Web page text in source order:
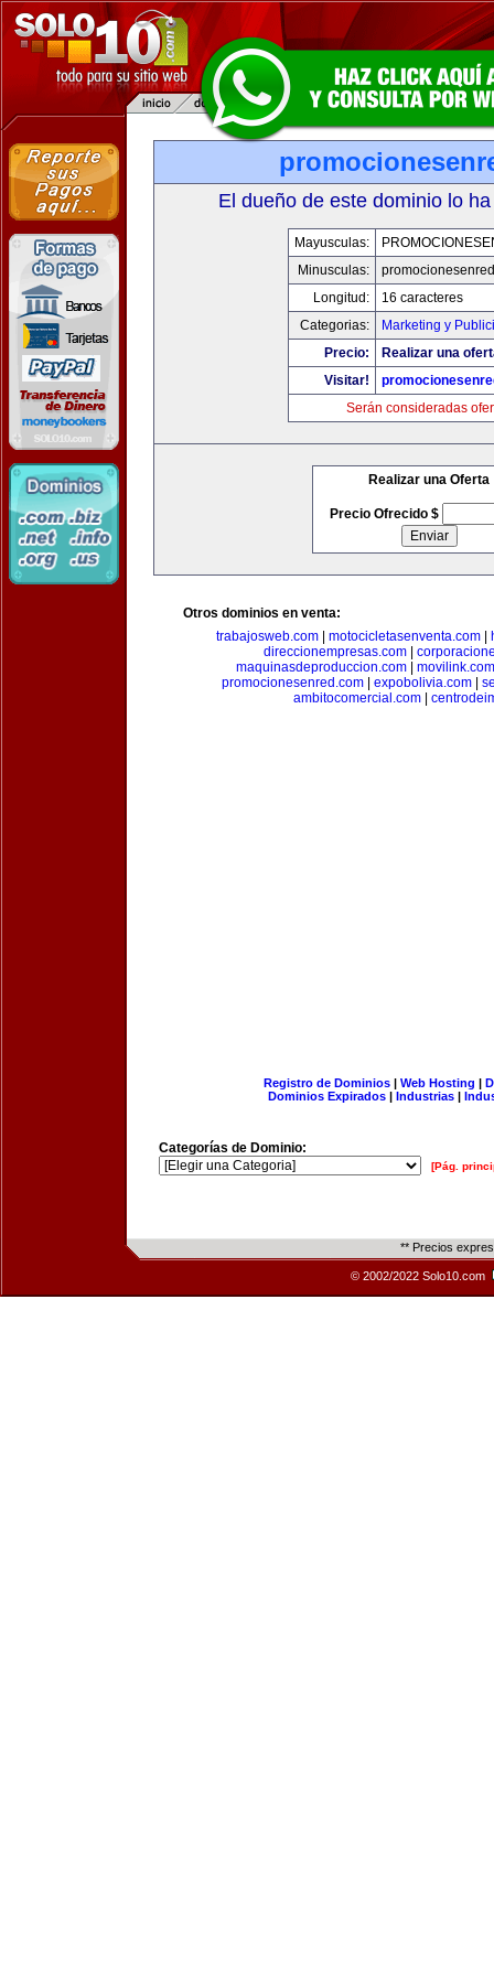
El dueño de este dominio lo
Mayusculas:
Minusculas:
Longitud:
16 caracteres
Categorias:
Marketing y
Precio:
Realizar una
Visitar!
Serán consideradas
Realizar una Oferta
Precio Ofrecido $
Otros dominios en venta:
trabajosweb.com| motocicletasenventa.com|
direccionempresas.com|
maquinasdeproduccion.com
movilink.com
promocionesenred.com| expobolivia.com|
ambitocomercial.com
Registro de Dominios| Web Hosting |
Dominios Expirados | Industrias |
Categorías de Dominio:
[Pág.
** Precios
© 2002/2022 Solo10.com